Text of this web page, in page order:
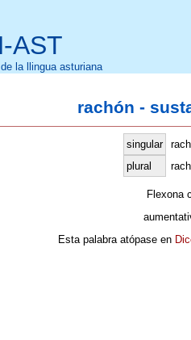
AST
la llingua asturiana
rachón -
singular
plural
Flexona
Esta palabra atópase en